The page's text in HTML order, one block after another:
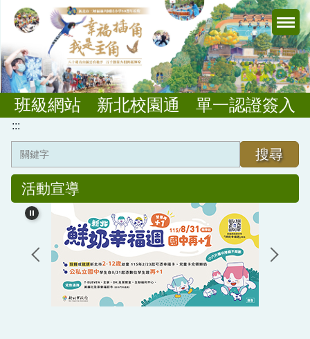
跳
到
要
內
容
區班級網站 新北校園通 單一認證簽入
:::
搜尋
活動宣導